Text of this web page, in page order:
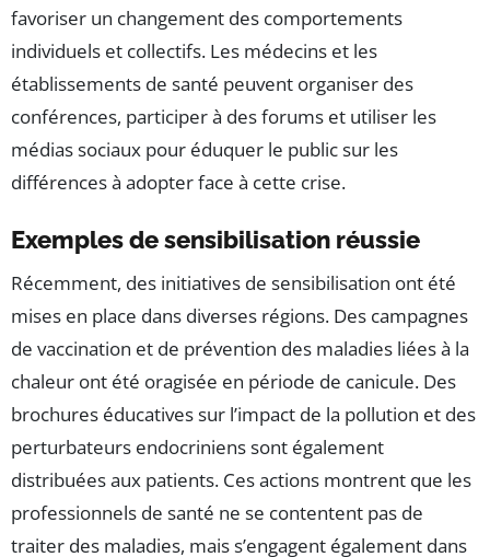
favoriser un changement des comportements
individuels et collectifs. Les médecins et les
établissements de santé peuvent organiser des
conférences, participer à des forums et utiliser les
médias sociaux pour éduquer le public sur les
différences à adopter face à cette crise.
Exemples de sensibilisation réussie
Récemment, des initiatives de sensibilisation ont été
mises en place dans diverses régions. Des campagnes
de vaccination et de prévention des maladies liées à la
chaleur ont été oragisée en période de canicule. Des
brochures éducatives sur l’impact de la pollution et des
perturbateurs endocriniens sont également
distribuées aux patients. Ces actions montrent que les
professionnels de santé ne se contentent pas de
traiter des maladies, mais s’engagent également dans